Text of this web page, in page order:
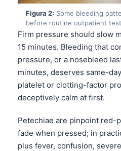
Figura 2: Some bleeding
before routine outpatient
Firm pressure should slow
15 minutes. Bleeding that
pressure, or a nosebleed
minutes, deserves same-
platelet or clotting-factor
deceptively calm at first.
Petechiae are pinpoint red-
fade when pressed; in
plus fever, confusion,